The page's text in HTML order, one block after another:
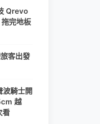
Qrevo
完地板
客出發
騎士開
越
看